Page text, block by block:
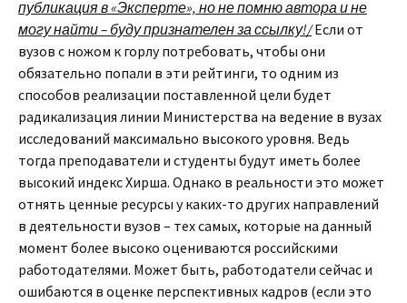
публикация в «Эксперте», но не помню автора и не
могу найти – буду признателен за ссылку!/Если от
вузов с ножом к горлу потребовать, чтобы они
обязательно попали в эти рейтинги, то одним из
способов реализации поставленной цели будет
радикализация линии Министерства на ведение в вузах
исследований максимально высокого уровня. Ведь
тогда преподаватели и студенты будут иметь более
высокий индекс Хирша. Однако в реальности это может
отнять ценные ресурсы у каких-то других направлений
в деятельности вузов – тех самых, которые на данный
момент более высоко оцениваются российскими
работодателями. Может быть, работодатели сейчас и
ошибаются в оценке перспективных кадров (если это